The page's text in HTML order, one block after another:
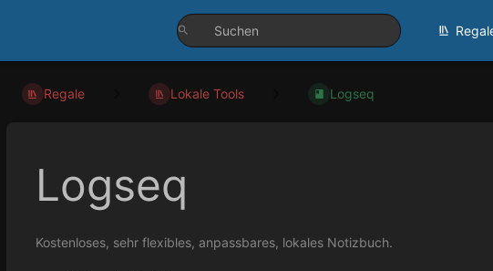
Regale Lokale Tools Logseq
Logseq
Kostenloses, sehr flexibles, anpassbares, lokales Notizbuch.